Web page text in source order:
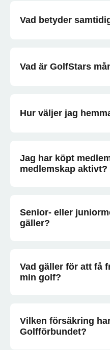
Vad betyder
Vad är GolfStars
Hur väljer jag
Jag har köpt
medlemskap aktivt?
Senior- eller
gäller?
Vad gäller för att få
min golf?
Vilken försäkring
Golfförbundet?